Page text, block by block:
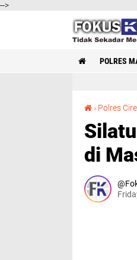
-->
POLRES
› Polres
di